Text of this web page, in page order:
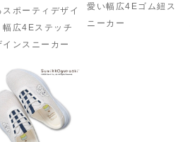
スポーティデザイ
幅広4Eステッチ
インスニーカー
愛い幅広4Eゴム紐ス
ニーカー